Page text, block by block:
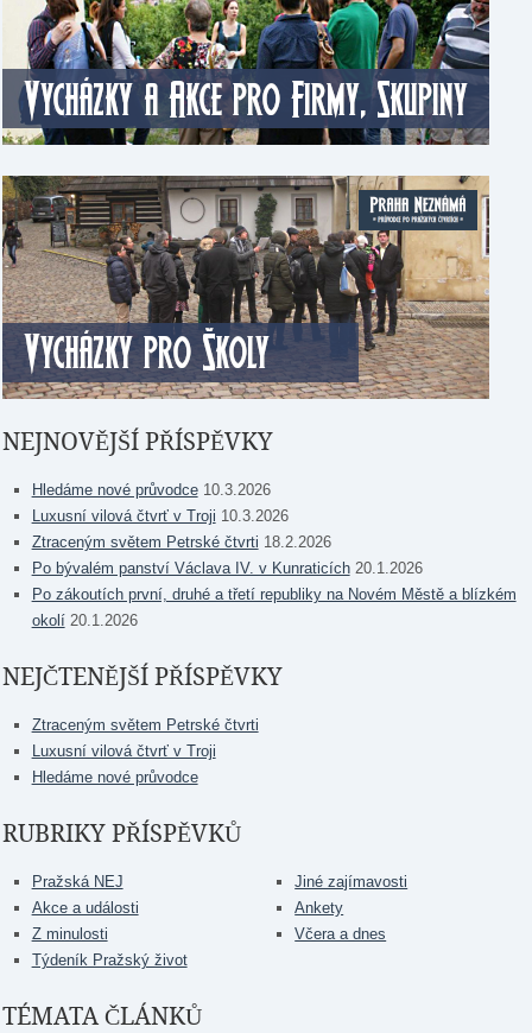
NEJNOVĚJŠÍ PŘÍSPĚVKY
Hledáme nové průvodce 10.3.2026
Luxusní vilová čtvrť v Troji 10.3.2026
Ztraceným světem Petrské čtvrti 18.2.2026
Po bývalém panství Václava IV. v Kunraticích 20.1.2026
Po zákoutích první, druhé a třetí republiky na Novém Městě a blízkém
okolí 20.1.2026
NEJČTENĚJŠÍ PŘÍSPĚVKY
Ztraceným světem Petrské čtvrti
Luxusní vilová čtvrť v Troji
Hledáme nové průvodce
RUBRIKY PŘÍSPĚVKŮ
Pražská NEJ
Akce a události
Z minulosti
Týdeník Pražský život
Jiné zajímavosti
Ankety
Včera a dnes
TÉMATA ČLÁNKŮ